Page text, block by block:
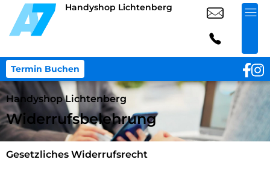
Handyshop Lichtenberg
Termin Buchen
Handyshop Lichtenberg
Widerrufsbelehrung
Gesetzliches Widerrufsrecht